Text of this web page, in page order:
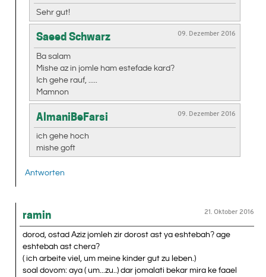
Sehr gut!
Saeed Schwarz 09. Dezember 2016
Ba salam
Mishe az in jomle ham estefade kard?
Ich gehe rauf, .....
Mamnon
AlmaniBeFarsi 09. Dezember 2016
ich gehe hoch
mishe goft
Antworten
ramin 21. Oktober 2016
dorod, ostad Aziz jomleh zir dorost ast ya eshtebah? age
eshtebah ast chera?
( ich arbeite viel, um meine kinder gut zu leben.)
soal dovom: aya ( um...zu..) dar jomalati bekar mira ke faael